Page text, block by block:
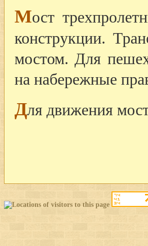
Мост
конструкции.
мостом. Для
на набережные
Для движения